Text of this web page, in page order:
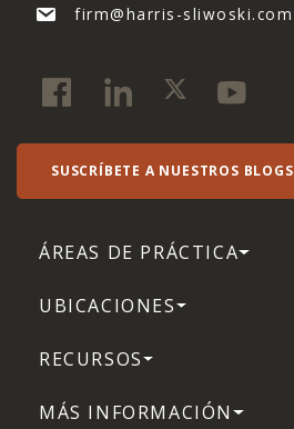
firm@harris-sliwoski.com
SUSCRÍBETE A NUESTROS BLOGS
ÁREAS DE PRÁCTICA
UBICACIONES
RECURSOS
MÁS INFORMACIÓN